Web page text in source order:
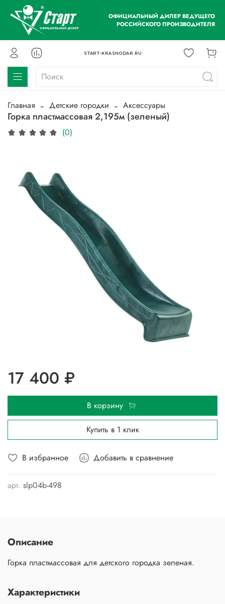
ОФИЦИАЛЬНЫЙ ДИЛЕР ВЕДУЩЕГО
РОССИЙСКОГО ПРОИЗВОДИТЕЛЯ
START-KRASNODAR.RU
Главная Детские городки Аксессуары
Горка пластмассовая 2,195м (зеленый)
(0)
В избранное Добавить в сравнение
арт. slp04b-498
17 400 ₽
В корзину
Купить в 1 клик
Описание
Горка пластмассовая для детского городка зеленая.
Характеристики